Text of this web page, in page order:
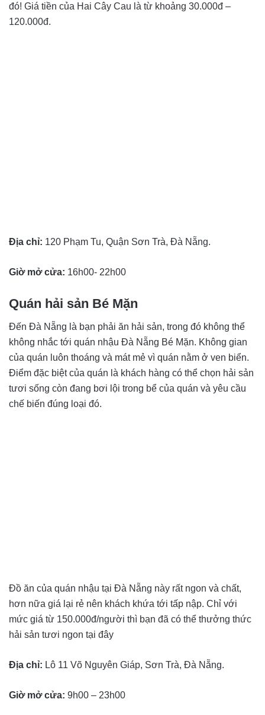
đó! Giá tiền của Hai Cây Cau là từ khoảng 30.000đ –
120.000đ.
Địa chỉ: 120 Phạm Tu, Quận Sơn Trà, Đà Nẵng.
Giờ mở cửa: 16h00- 22h00
Quán hải sản Bé Mặn
Đến Đà Nẵng là bạn phải ăn hải sản, trong đó không thể
không nhắc tới quán nhậu Đà Nẵng Bé Mặn. Không gian
của quán luôn thoáng và mát mẻ vì quán nằm ở ven biển.
Điểm đặc biệt của quán là khách hàng có thể chọn hải sản
tươi sống còn đang bơi lội trong bể của quán và yêu cầu
chế biến đúng loại đó.
Đồ ăn của quán nhậu tại Đà Nẵng này rất ngon và chất,
hơn nữa giá lại rẻ nên khách khứa tới tấp nập. Chỉ với
mức giá từ 150.000đ/người thì bạn đã có thể thưởng thức
hải sản tươi ngon tại đây
Địa chỉ: Lô 11 Võ Nguyên Giáp, Sơn Trà, Đà Nẵng.
Giờ mở cửa: 9h00 – 23h00